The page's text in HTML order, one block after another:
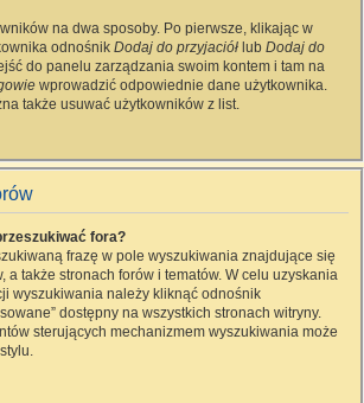
na dwa sposoby. Po pierwsze, klikając w
odnośnik Dodaj do przyjaciół lub Dodaj do
do panelu zarządzania swoim kontem i tam na
wprowadzić odpowiednie dane użytkownika.
także usuwać użytkowników z list.
fora?
frazę w pole wyszukiwania znajdujące się
a także stronach forów i tematów. W celu uzyskania
wyszukiwania należy kliknąć odnośnik
dostępny na wszystkich stronach witryny.
sterujących mechanizmem wyszukiwania może